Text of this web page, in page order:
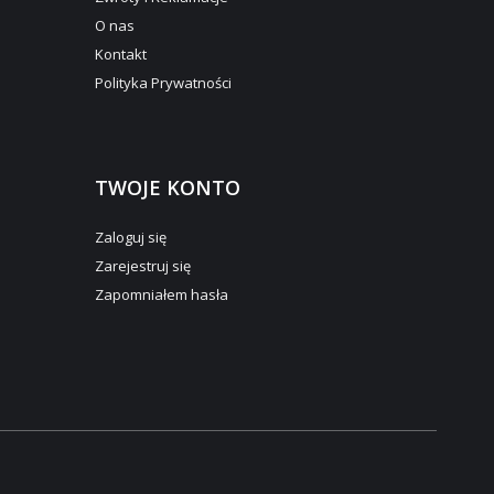
O nas
Kontakt
Polityka Prywatności
TWOJE KONTO
Zaloguj się
Zarejestruj się
Zapomniałem hasła